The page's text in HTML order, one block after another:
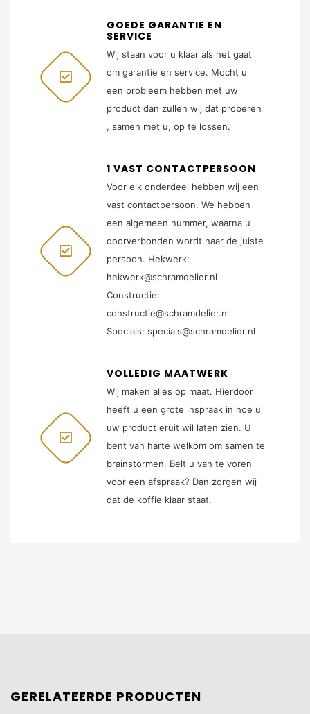
GOEDE GARANTIE EN
SERVICE
Wij staan voor u klaar als het gaat
om garantie en service. Mocht u
een probleem hebben met uw
product dan zullen wij dat proberen
, samen met u, op te lossen.
1 VAST CONTACTPERSOON
Voor elk onderdeel hebben wij een
vast contactpersoon. We hebben
een algemeen nummer, waarna u
doorverbonden wordt naar de juiste
persoon. Hekwerk:
hekwerk@schramdelier.nl
Constructie:
constructie@schramdelier.nl
Specials: specials@schramdelier.nl
VOLLEDIG MAATWERK
Wij maken alles op maat. Hierdoor
heeft u een grote inspraak in hoe u
uw product eruit wil laten zien. U
bent van harte welkom om samen te
brainstormen. Belt u van te voren
voor een afspraak? Dan zorgen wij
dat de koffie klaar staat.
GERELATEERDE PRODUCTEN